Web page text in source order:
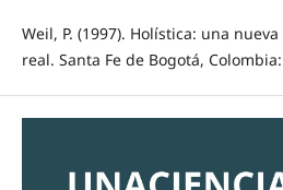
Weil, P. (1997). Holística: una
real. Santa Fe de Bogotá,